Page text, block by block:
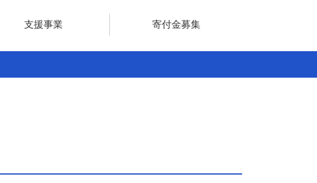
支援事業 寄付金募集